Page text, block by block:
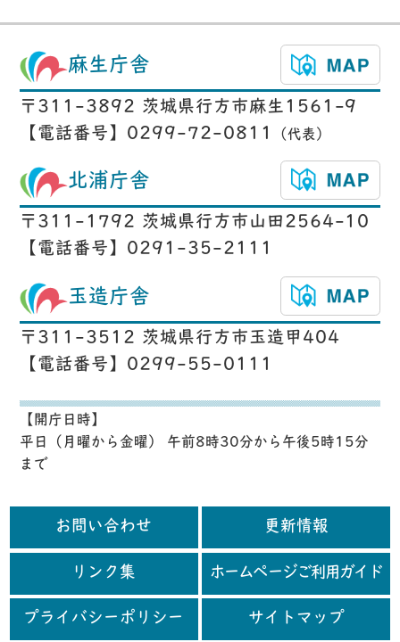
麻生庁舎
〒311-3892 茨城県行方市麻生1561-9
【電話番号】0299-72-0811
（代表）
北浦庁舎
〒311-1792 茨城県行方市山田2564-10
【電話番号】0291-35-2111
玉造庁舎
〒311-3512 茨城県行方市玉造甲404
【電話番号】0299-55-0111
【開庁日時】
平日（月曜から金曜） 午前8時30分から午後5時15分
まで
お問い合わせ 更新情報
リンク集 ホームページご利用ガイド
プライバシーポリシー サイトマップ